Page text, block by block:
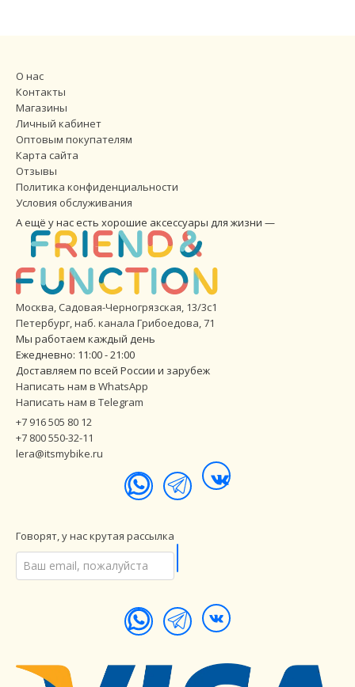
О нас
Контакты
Магазины
Личный кабинет
Оптовым покупателям
Карта сайта
Отзывы
Политика конфиденциальности
Условия обслуживания
А ещё у нас есть хорошие аксессуары для жизни —
Москва, Садовая-Черногрязская, 13/3с1
Петербург,наб. канала Грибоедова, 71
Мы работаем каждый день
Ежедневно: 11:00 - 21:00
Доставляем по всей России и зарубеж
Написать нам в WhatsApp
Написать нам в Telegram
+7 916 505 80 12
+7 800 550-32-11
lera@itsmybike.ru
Говорят, у нас крутая рассылка